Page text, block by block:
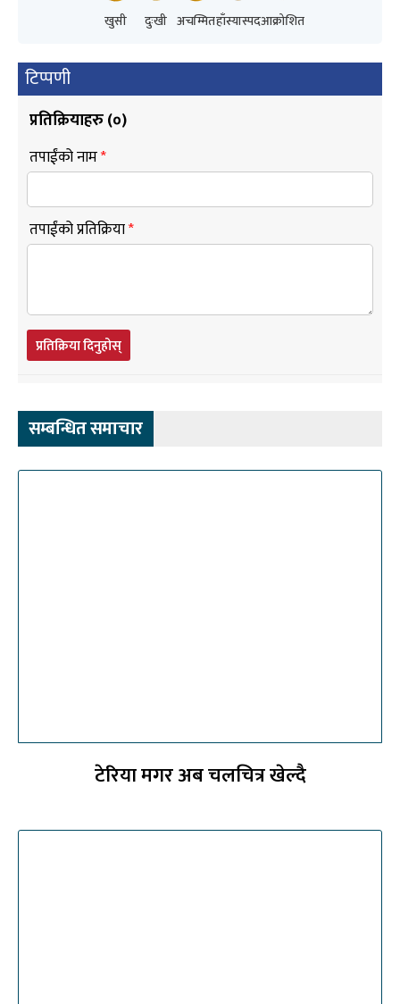
खुसी दुःखी अचम्मितहाँस्यास्पदआक्रोशित
टिप्पणी
प्रतिक्रियाहरु (०)
तपाईंको नाम*
तपाईंको प्रतिक्रिया*
प्रतिक्रिया दिनुहोस्
सम्बन्धित समाचार
टेरिया मगर अब चलचित्र खेल्दै